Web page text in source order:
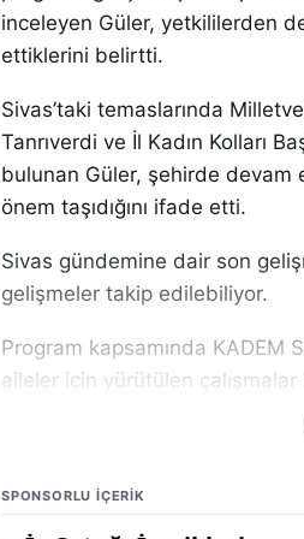
inceleyen Güler, yetkililerden
ettiklerini belirtti.
Sivas’taki temaslarında
Tanrıverdi ve İl Kadın Kolları
bulunan Güler, şehirde devam
önem taşıdığını ifade etti.
Sivas gündemine dair son
gelişmeler takip edilebiliyor.
Program kapsamında KADEM
aileler için yürütülen çalışmalar
projeler, aile yapısının
Abdullah Güler, ziyaret sonrası
çalışmaların toplum
SPONSORLU IÇERIK